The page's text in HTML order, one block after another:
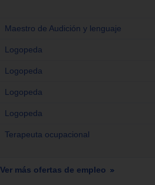
Maestro de Audición y lenguaje
Logopeda
Logopeda
Logopeda
Logopeda
Terapeuta ocupacional
Ver más ofertas de empleo